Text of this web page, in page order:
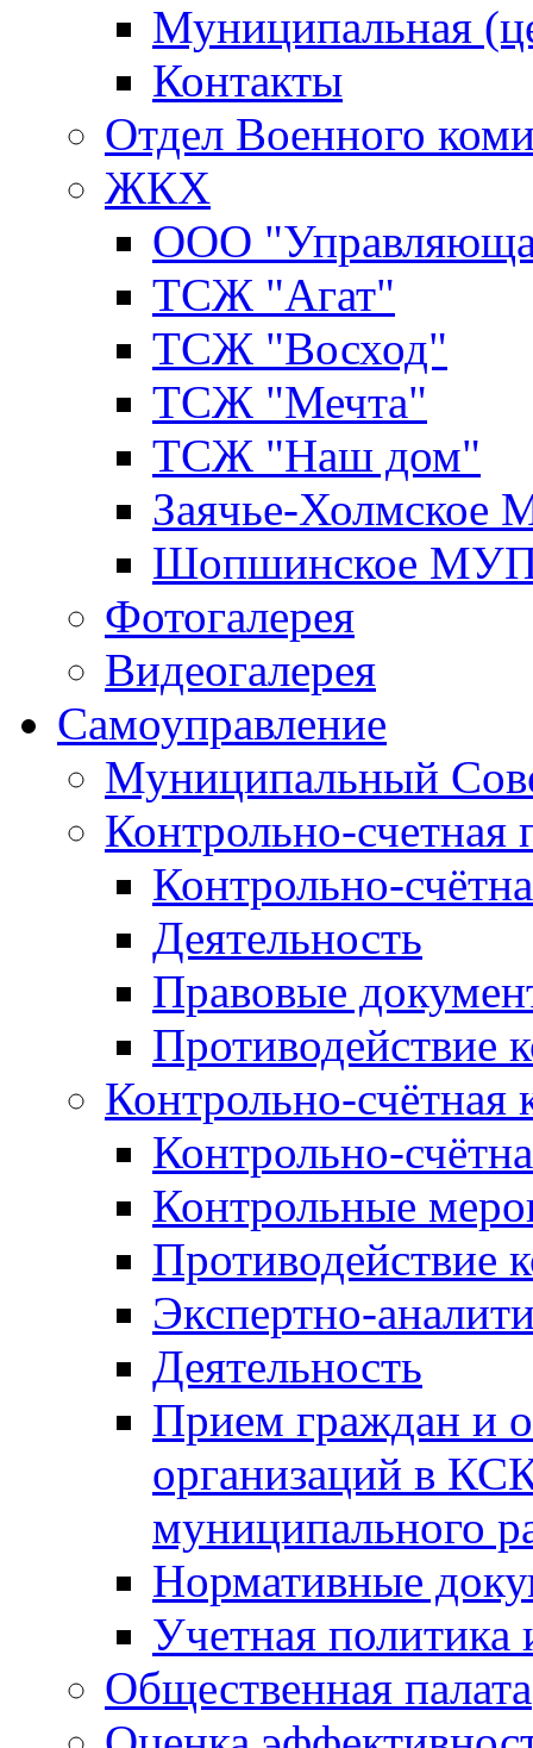
Муниципальная
Контакты
Отдел Военного
ЖКХ
ООО
ТСЖ "Агат"
ТСЖ "Восход"
ТСЖ "Мечта"
ТСЖ "Наш дом"
Заячье-
Шопшинское
Фотогалерея
Видеогалерея
Самоуправление
Муниципальный
Контрольно-счетная
Контрольно-
Деятельность
Правовые
Противодействие
Контрольно-счётная
Контрольно-
Контрольные
Противодействие
Экспертно-
Деятельность
Прием граждан и
организаций в
муниципального
Нормативные
Учетная политика
Общественная палата